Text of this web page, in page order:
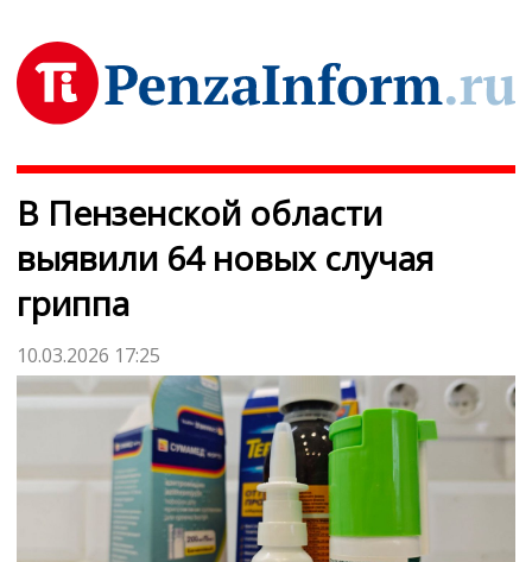
В Пензенской области
выявили 64 новых случая
гриппа
10.03.2026 17:25